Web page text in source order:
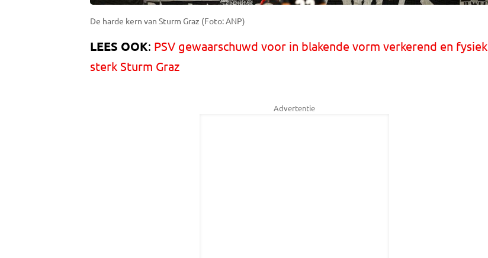
De harde kern van Sturm Graz (Foto: ANP)
LEES OOK: PSV gewaarschuwd voor in blakende vorm verkerend en fysiek
sterk Sturm Graz
Advertentie